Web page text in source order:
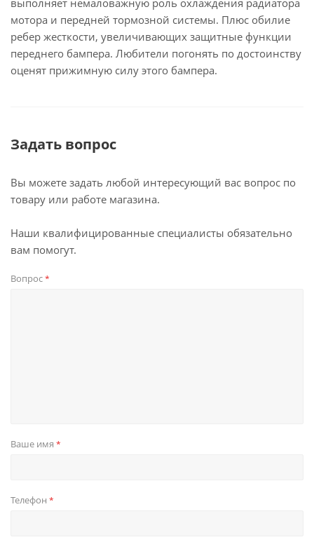
выполняет немаловажную роль охлаждения радиатора
мотора и передней тормозной системы. Плюс обилие
ребер жесткости, увеличивающих защитные функции
переднего бампера. Любители погонять по достоинству
оценят прижимную силу этого бампера.
Задать вопрос
Вы можете задать любой интересующий вас вопрос по
товару или работе магазина.
Наши квалифицированные специалисты обязательно
вам помогут.
Вопрос*
Ваше имя *
Телефон *